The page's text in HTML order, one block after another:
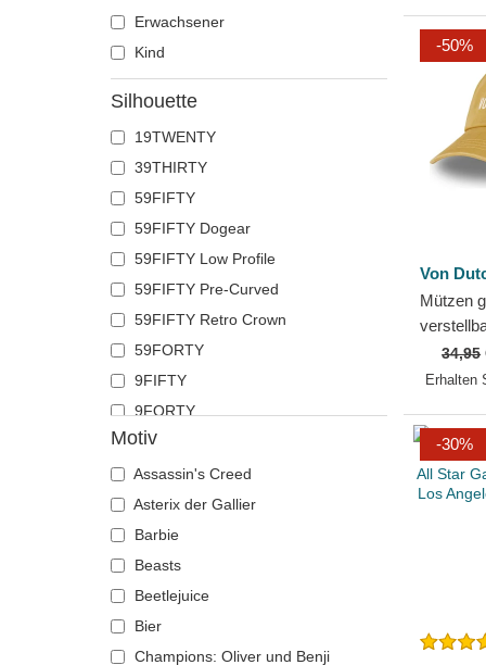
Hahn
Hai
Hirsch
Hund
Katze
Kojote
Krabbe
Krähe
Krokodil
Kuh
Küken
Labrador retriever
Languste
Libelle
Löwe
Löwin
Maus
Möwe
Nashorn
Nilpferd
Ochse
Panther
Kimoa
Mitchell & Ness
New Era
Nike
Oblack
Pica Pica
Polo Ralph Lauren
Superdry
The No.1 Face
Von Dutch
Wheels And Waves
Erwachsener
Kind
Silhouette
19TWENTY
39THIRTY
59FIFTY
59FIFTY Dogear
59FIFTY Low Profile
59FIFTY Pre-Curved
59FIFTY Retro Crown
59FORTY
9FIFTY
9FORTY
9FORTY APEX
9FORTY M-Crown
9SEVENTY
9TWENTY
A Frame
Casual Classic
E Frame
Open Back
Motiv
Assassin's Creed
Asterix der Gallier
Barbie
Beasts
Beetlejuice
Bier
Champions: Oliver und Benji
-50%
Von
Mützen
von Von
34,95
Erhalten
-30%